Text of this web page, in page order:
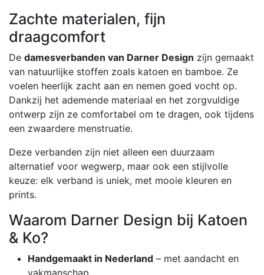
Zachte materialen, fijn
draagcomfort
De damesverbanden van Darner Design zijn gemaakt
van natuurlijke stoffen zoals katoen en bamboe. Ze
voelen heerlijk zacht aan en nemen goed vocht op.
Dankzij het ademende materiaal en het zorgvuldige
ontwerp zijn ze comfortabel om te dragen, ook tijdens
een zwaardere menstruatie.
Deze verbanden zijn niet alleen een duurzaam
alternatief voor wegwerp, maar ook een stijlvolle
keuze: elk verband is uniek, met mooie kleuren en
prints.
Waarom Darner Design bij Katoen
& Ko?
Handgemaakt in Nederland – met aandacht en
vakmanschap